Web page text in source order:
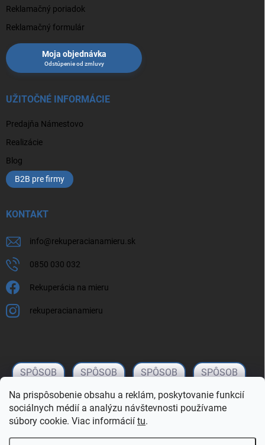
Na prispôsobenie obsahu a reklám, poskytovanie funkcií
sociálnych médií a analýzu návštevnosti používame
súbory cookie. Viac informácií tu.
Reklamačný poriadok
Reklamačný formulár
Moja objednávka
UŽITOČNÉ INFORMÁCIE
Predajňa Námestovo
Realizácie
Blog
B2B pre firmy
KONTAKT
info@rekuperacianamieru.sk
0850 030 032
Rekuperácia na mieru
rekuperacianamieru